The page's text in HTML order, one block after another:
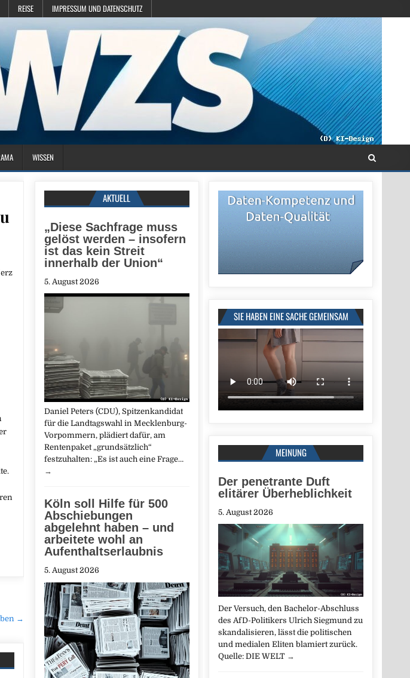
REISE IMPRESSUM UND DATENSCHUTZ
WISSEN
→
SIE HABEN EINE SACHE GEMEINSAM
MEINUNG
Der penetrante Duft
elitärer Überheblichkeit
5. August 2026
Der Versuch, den Bachelor-Abschluss
des AfD-Politikers Ulrich Siegmund zu
skandalisieren, lässt die politischen
und medialen Eliten blamiert zurück.
Quelle: DIE WELT →
AKTUELL
„Diese Sachfrage muss
gelöst werden – insofern
ist das kein Streit
innerhalb der Union“
5. August 2026
Daniel Peters (CDU), Spitzenkandidat
für die Landtagswahl in Mecklenburg-
Vorpommern, plädiert dafür, am
Rentenpaket „grundsätzlich“
festzuhalten: „Es ist auch eine Frage…
→
Köln soll Hilfe für 500
Abschiebungen
abgelehnt haben – und
arbeitete wohl an
Aufenthaltserlaubnis
5. August 2026